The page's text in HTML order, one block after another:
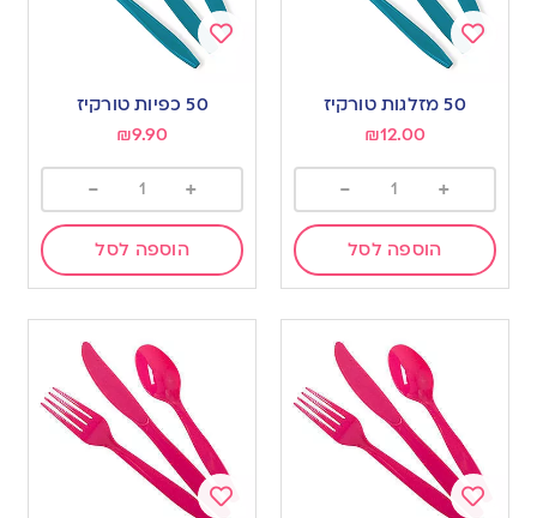
Add
wishlist
50 מזלגות טורקיז
₪12.00
+
-
הוספה לסל
Add
wishlist
50 כפיות טורקיז
₪9.90
+
-
הוספה לסל